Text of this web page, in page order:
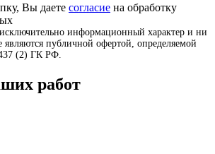
Вы даете согласие на обработку
информационный характер и ни
являются публичной офертой, определяемой
(2) ГК РФ.
работ